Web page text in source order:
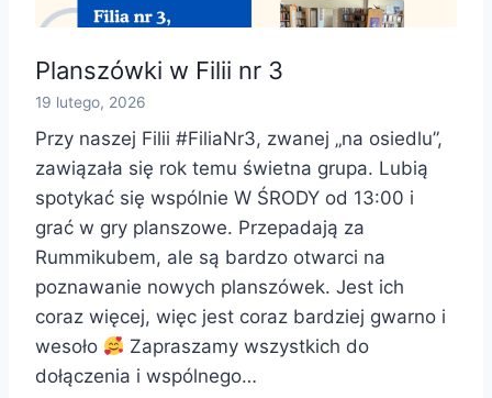
Planszówki w Filii nr 3
19 lutego, 2026
Przy naszej Filii #FiliaNr3, zwanej „na osiedlu”,
zawiązała się rok temu świetna grupa. Lubią
spotykać się wspólnie W ŚRODY od 13:00 i
grać w gry planszowe. Przepadają za
Rummikubem, ale są bardzo otwarci na
poznawanie nowych planszówek. Jest ich
coraz więcej, więc jest coraz bardziej gwarno i
wesoło
Zapraszamy wszystkich do
dołączenia i wspólnego…